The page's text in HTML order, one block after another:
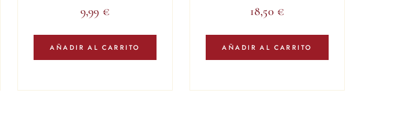
9,99 €
AÑADIR AL CARRITO
18,50 €
AÑADIR AL CARRITO